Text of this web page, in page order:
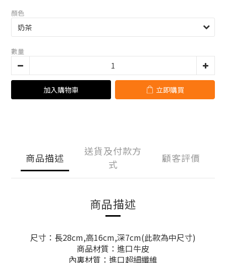
顏色
數量
加入購物車 立即購買
商品描述
送貨及付款方
式
顧客評價
商品描述
尺寸：長28cm,高16cm,深7cm(此款為中尺寸)
商品材質：進口牛皮
內裏材質：進口超細纖維